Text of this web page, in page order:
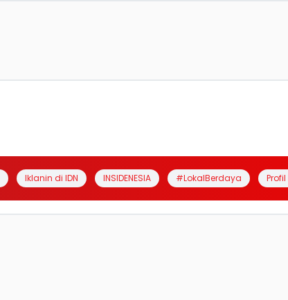
Iklanin di IDN INSIDENESIA #LokalBerdaya